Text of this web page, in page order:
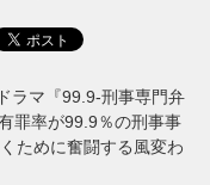
ラマ『99.9‐刑事専門弁
罪率が99.9％の刑事事
ために奮闘する風変わ